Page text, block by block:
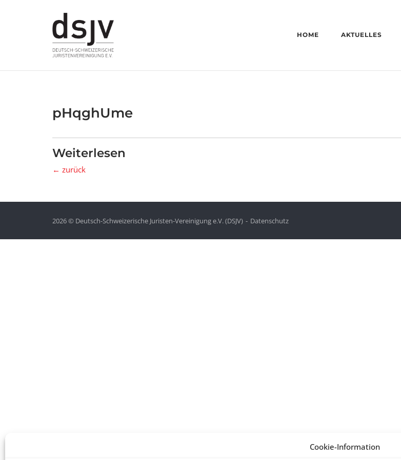
Cookie-Information
HOME AKTUELLES
pHqghUme
Weiterlesen
← zurück
2026 © Deutsch-Schweizerische Juristen-Vereinigung e.V. (DSJV) Datenschutz